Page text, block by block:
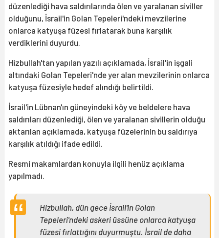
düzenlediği hava saldırılarında ölen ve yaralanan siviller
olduğunu, İsrail'in Golan Tepeleri'ndeki mevzilerine
onlarca katyuşa füzesi fırlatarak buna karşılık
verdiklerini duyurdu.
Hizbullah'tan yapılan yazılı açıklamada, İsrail'in işgali
altındaki Golan Tepeleri'nde yer alan mevzilerinin onlarca
katyuşa füzesiyle hedef alındığı belirtildi.
İsrail'in Lübnan'ın güneyindeki köy ve beldelere hava
saldırıları düzenlediği, ölen ve yaralanan sivillerin olduğu
aktarılan açıklamada, katyuşa füzelerinin bu saldırıya
karşılık atıldığı ifade edildi.
Resmi makamlardan konuyla ilgili henüz açıklama
yapılmadı.
Hizbullah, dün gece İsrail'in Golan
Tepeleri'ndeki askeri üssüne onlarca katyuşa
füzesi fırlattığını duyurmuştu. İsrail de daha